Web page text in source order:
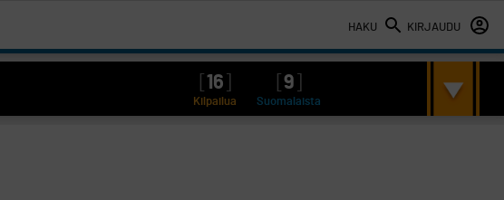
HAKU KIRJAUDU
16 9
Kilpailua Suomalaista